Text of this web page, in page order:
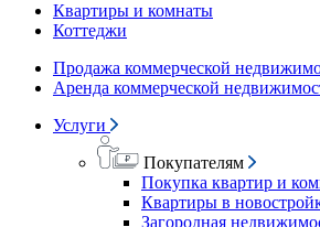
Квартиры и комнаты
Коттеджи
Продажа коммерческой
Аренда коммерческой
Услуги
Покупателям
Покупка квартир и
Квартиры в
Загородная